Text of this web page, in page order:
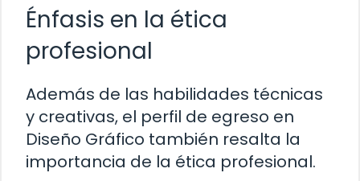
Énfasis en la ética
profesional
Además de las habilidades técnicas
y creativas, el perfil de egreso en
Diseño Gráfico también resalta la
importancia de la ética profesional.